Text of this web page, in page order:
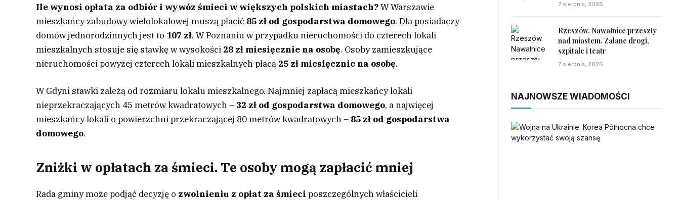
Ile wynosi opłata za odbiór i wywóz śmieci w większych polskich miastach?W Warszawie
mieszkańcy zabudowy wielolokalowej muszą płacić 85 zł od gospodarstwa domowego. Dla posiadaczy
domów jednorodzinnych jest to 107 zł. W Poznaniu w przypadku nieruchomości do czterech lokali
mieszkalnych stosuje się stawkę w wysokości 28 zł miesięcznie na osobę. Osoby zamieszkujące
nieruchomości powyżej czterech lokali mieszkalnych płacą 25 zł miesięcznie na osobę.
W Gdyni stawki zależą od rozmiaru lokalu mieszkalnego. Najmniej zapłacą mieszkańcy lokali
nieprzekraczających 45 metrów kwadratowych – 32 zł od gospodarstwa domowego, a najwięcej
mieszkańcy lokali o powierzchni przekraczającej 80 metrów kwadratowych – 85 zł od gospodarstwa
domowego.
Zniżki w opłatach za śmieci. Te osoby mogą zapłacić mniej
Rada gminy może podjąć decyzję o zwolnieniu z opłat za śmieci poszczególnych właścicieli
7 sierpnia, 2026
Rzeszów. Nawałnice przeszły
nad miastem. Zalane drogi,
szpitale i teatr
7 sierpnia, 2026
NAJNOWSZE WIADOMOŚCI